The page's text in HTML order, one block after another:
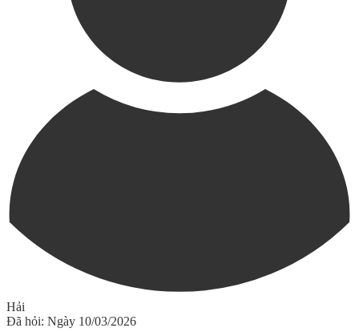
Hải
Đã hỏi: Ngày 10/03/2026